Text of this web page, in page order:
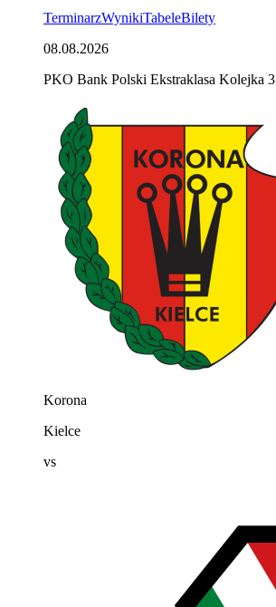
TerminarzWynikiTabeleBilety
08.08.2026
PKO Bank Polski Ekstraklasa Kolejka 3
Korona
Kielce
vs